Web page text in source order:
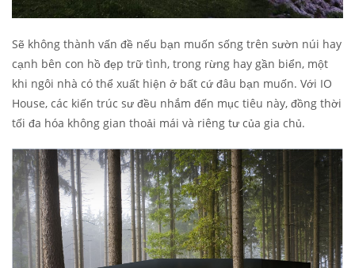
Sẽ không thành vấn đề nếu bạn muốn sống trên sườn núi hay
cạnh bên con hồ đẹp trữ tình, trong rừng hay gần biển, một
khi ngôi nhà có thể xuất hiện ở bất cứ đâu bạn muốn. Với IO
House, các kiến trúc sư đều nhắm đến mục tiêu này, đồng thời
tối đa hóa không gian thoải mái và riêng tư của gia chủ.